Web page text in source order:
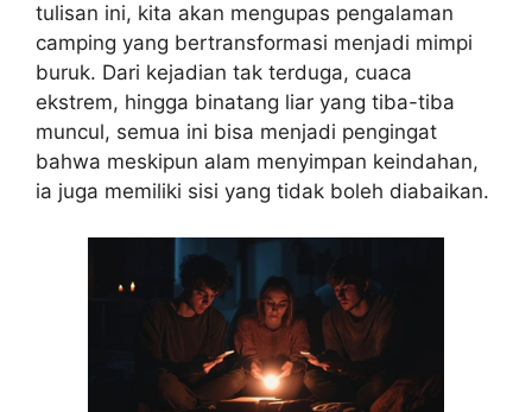
tulisan ini, kita akan mengupas pengalaman
camping yang bertransformasi menjadi mimpi
buruk. Dari kejadian tak terduga, cuaca
ekstrem, hingga binatang liar yang tiba-tiba
muncul, semua ini bisa menjadi pengingat
bahwa meskipun alam menyimpan keindahan,
ia juga memiliki sisi yang tidak boleh diabaikan.